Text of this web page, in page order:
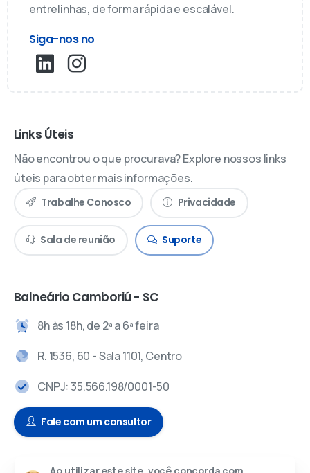
entrelinhas, de forma rápida e escalável.
Siga-nos no
Links Úteis
Não encontrou o que procurava? Explore nossos links
úteis para obter mais informações.
Trabalhe Conosco Privacidade
Sala de reunião Suporte
Balneário Camboriú - SC
8h às 18h, de 2ª a 6ª feira
R. 1536, 60 - Sala 1101, Centro
CNPJ: 35.566.198/0001-50
Fale com um consultor